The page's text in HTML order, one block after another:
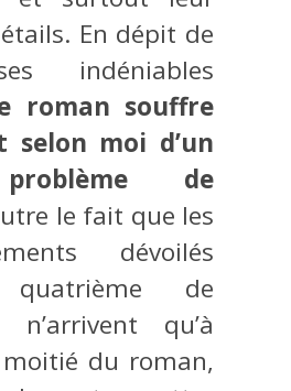
En dépit de
indéniables
roman souffre
selon moi d’un
de
le fait que les
dévoilés
de
n’arrivent qu’à
du roman,